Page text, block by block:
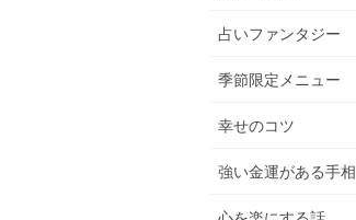
占いファンタジー
季節限定メニュー
幸せのコツ
強い金運がある手相